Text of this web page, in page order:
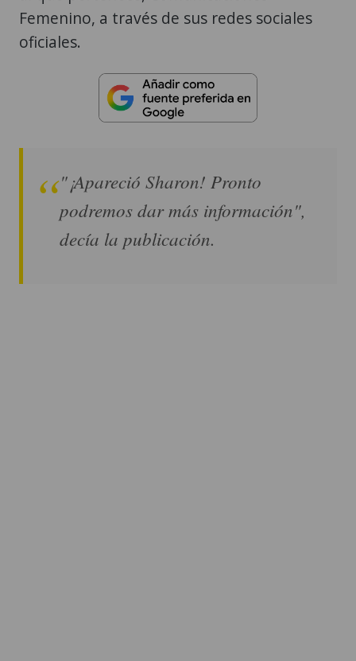
Femenino, a través de sus redes sociales
oficiales.
"¡Apareció Sharon! Pronto
podremos dar más información",
decía la publicación.